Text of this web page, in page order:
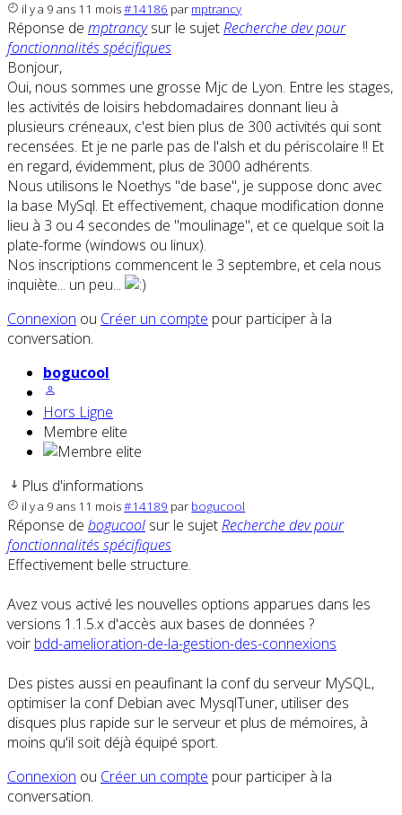
il y a 9 ans 11 mois#14186 par mptrancy
Réponse de mptrancysur le sujetRecherche dev pour
fonctionnalités spécifiques
Bonjour,
Oui, nous sommes une grosse Mjc de Lyon. Entre les stages,
les activités de loisirs hebdomadaires donnant lieu à
plusieurs créneaux, c'est bien plus de 300 activités qui sont
recensées. Et je ne parle pas de l'alsh et du périscolaire !! Et
en regard, évidemment, plus de 3000 adhérents.
Nous utilisons le Noethys "de base", je suppose donc avec
la base MySql. Et effectivement, chaque modification donne
lieu à 3 ou 4 secondes de "moulinage", et ce quelque soit la
plate-forme (windows ou linux).
Nos inscriptions commencent le 3 septembre, et cela nous
inquiète... un peu...
Connexion ou Créer un compte pour participer à la
conversation.
bogucool
Hors Ligne
Membre elite
Plus d'informations
il y a 9 ans 11 mois#14189 par bogucool
Réponse de bogucool sur le sujetRecherche dev pour
fonctionnalités spécifiques
Effectivement belle structure.
Avez vous activé les nouvelles options apparues dans les
versions 1.1.5.x d'accès aux bases de données ?
voir bdd-amelioration-de-la-gestion-des-connexions
Des pistes aussi en peaufinant la conf du serveur MySQL,
optimiser la conf Debian avec MysqlTuner, utiliser des
disques plus rapide sur le serveur et plus de mémoires, à
moins qu'il soit déjà équipé sport.
Connexion ou Créer un compte pour participer à la
conversation.